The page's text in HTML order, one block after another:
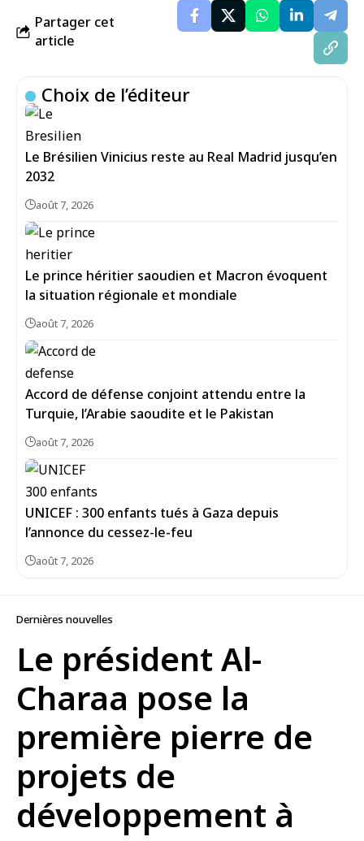
Partager cet
article
Choix de l’éditeur
Le Brésilien Vinicius reste au Real Madrid jusqu’en
2032
août 7, 2026
Le prince héritier saoudien et Macron évoquent
la situation régionale et mondiale
août 7, 2026
Accord de défense conjoint attendu entre la
Turquie, l’Arabie saoudite et le Pakistan
août 7, 2026
UNICEF : 300 enfants tués à Gaza depuis
l’annonce du cessez-le-feu
août 7, 2026
Dernières nouvelles
Le président Al-
Charaa pose la
première pierre de
projets de
développement à